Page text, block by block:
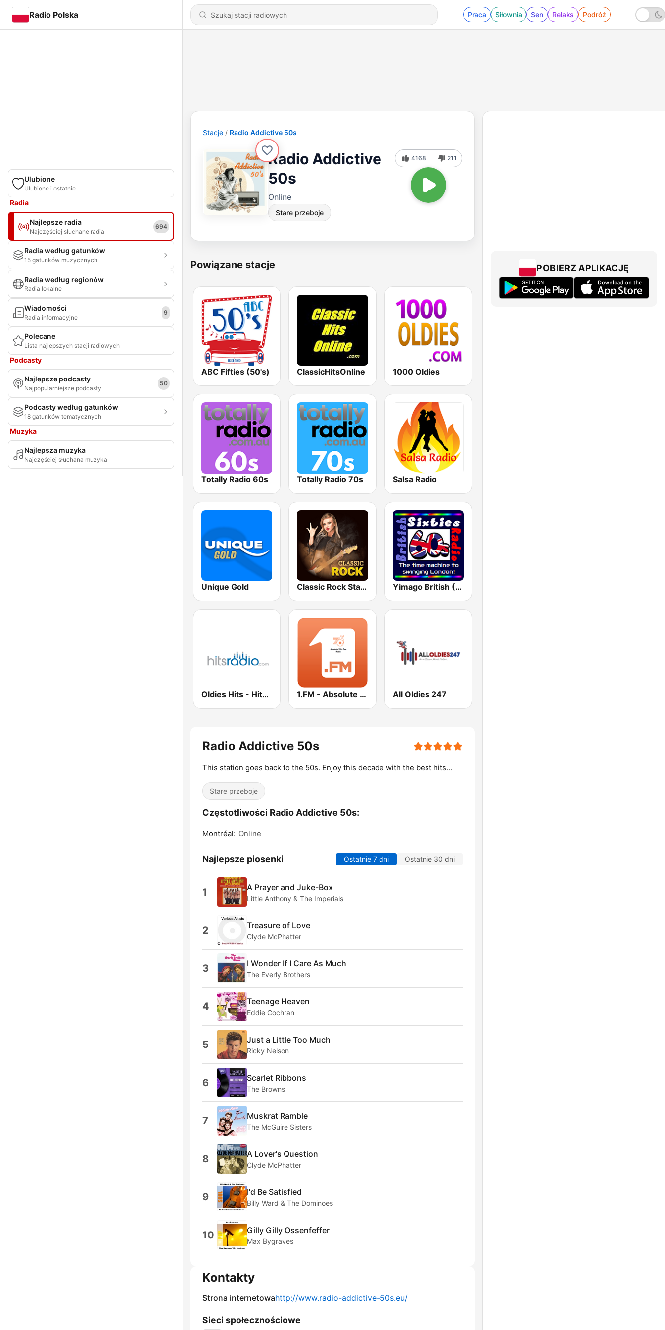
Radio Polska Praca Siłownia Sen Relaks Podróż
Ulubione
Ulubione i ostatnie
Radia
Najlepsze radia
Najczęściej słuchane radia
694
Radia według gatunków
15 gatunków muzycznych
Radia według regionów
Radia lokalne
Wiadomości
Radia informacyjne
9
Polecane
Lista najlepszych stacji radiowych
Podcasty
Najlepsze podcasty
Najpopularniejsze podcasty
50
Podcasty według gatunków
18 gatunków tematycznych
Muzyka
Najlepsza muzyka
Najczęściej słuchana muzyka
Stacje Radio Addictive 50s
Radio Addictive
50s
Online
Stare przeboje
4168 211
Powiązane stacje
ABC Fifties (50's) ClassicHitsOnline 1000 Oldies
Totally Radio 60s Totally Radio 70s Salsa Radio
Unique Gold Classic Rock Station Yimago British (British Sixties Radio)
Oldies Hits - Hits Radio 1.FM - Absolute 70s Pop All Oldies 247
Radio Addictive 50s
This station goes back to the 50s. Enjoy this decade with the best hits...
Stare przeboje
Częstotliwości Radio Addictive 50s:
Montréal: Online
Najlepsze piosenki Ostatnie 7 dni Ostatnie 30 dni
1 A Prayer and Juke-Box
Little Anthony & The Imperials
2 Treasure of Love
Clyde McPhatter
3 I Wonder If I Care As Much
The Everly Brothers
4 Teenage Heaven
Eddie Cochran
5 Just a Little Too Much
Ricky Nelson
6 Scarlet Ribbons
The Browns
7 Muskrat Ramble
The McGuire Sisters
8 A Lover's Question
Clyde McPhatter
9 I'd Be Satisfied
Billy Ward & The Dominoes
10 Gilly Gilly Ossenfeffer
Max Bygraves
Kontakty
Strona internetowahttp://www.radio-addictive-50s.eu/
Sieci społecznościowe
POBIERZ APLIKACJĘ